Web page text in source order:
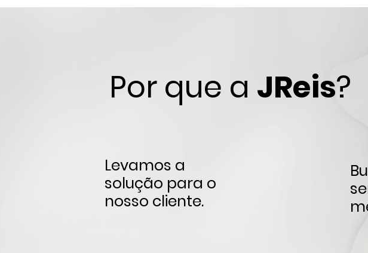
Por que a JReis?
Levamos a
solução para o
nosso cliente.